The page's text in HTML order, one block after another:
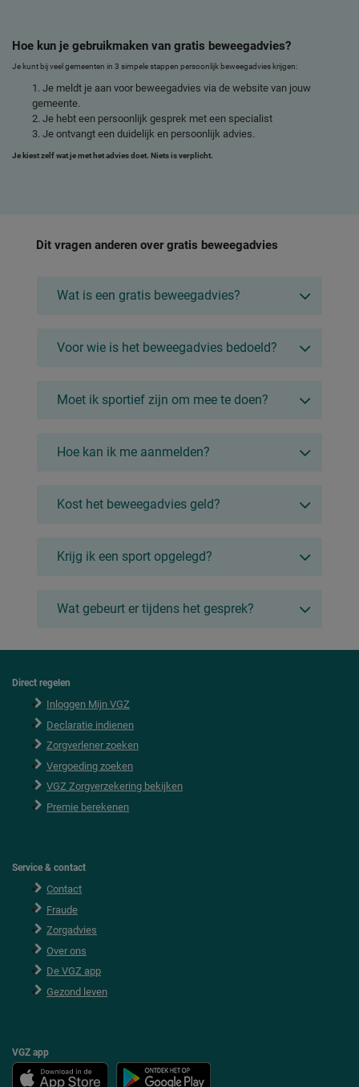
Hoe kun je gebruikmaken van gratis beweegadvies?
Je kunt bij veel gemeenten in 3 simpele stappen persoonlijk beweegadvies krijgen:
Je meldt je aan voor beweegadvies via de website van jouw
gemeente.
Je hebt een persoonlijk gesprek met een specialist
Je ontvangt een duidelijk en persoonlijk advies.
Je kiest zelf wat je met het advies doet. Niets is verplicht.
Dit vragen anderen over gratis beweegadvies
Wat is een gratis beweegadvies?
Voor wie is het beweegadvies bedoeld?
Moet ik sportief zijn om mee te doen?
Hoe kan ik me aanmelden?
Kost het beweegadvies geld?
Krijg ik een sport opgelegd?
Wat gebeurt er tijdens het gesprek?
Direct regelen
Inloggen Mijn VGZ
Declaratie indienen
Zorgverlener zoeken
Vergoeding zoeken
VGZ Zorgverzekering bekijken
Premie berekenen
Service & contact
Contact
Fraude
Zorgadvies
Over ons
De VGZ app
Gezond leven
VGZ app